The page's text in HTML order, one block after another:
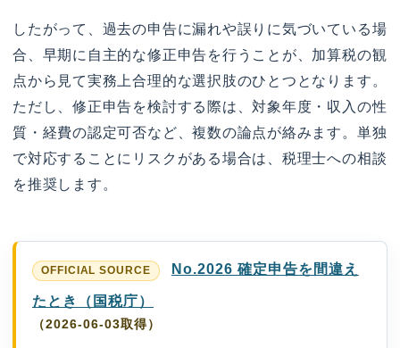
したがって、過去の申告に漏れや誤りに気づいている場
合、早期に自主的な修正申告を行うことが、加算税の観
点から見て実務上合理的な選択肢のひとつとなります。
ただし、修正申告を検討する際は、対象年度・収入の性
質・経費の認定可否など、複数の論点が絡みます。単独
で対応することにリスクがある場合は、税理士への相談
を推奨します。
No.2026 確定申告を間違え
たとき（国税庁）
（2026-06-03取得）